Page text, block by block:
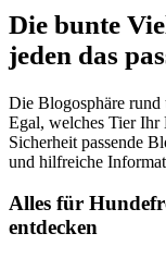
Die bunte
jeden das
Die Blogosphäre rund
Egal, welches Tier Ihr
Sicherheit passende
und hilfreiche
Alles für
entdecken